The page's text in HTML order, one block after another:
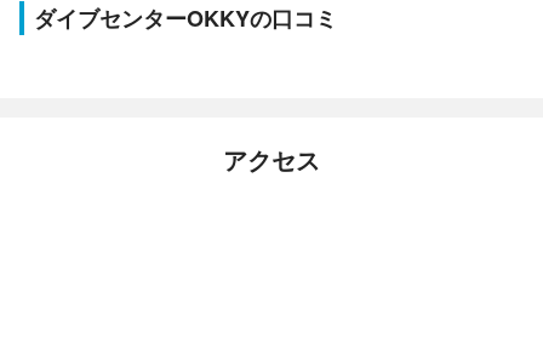
ダイブセンターOKKYの口コミ
アクセス